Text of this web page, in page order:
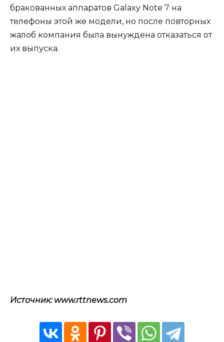
бракованных аппаратов Galaxy Note 7 на
телефоны этой же модели, но после повторных
жалоб компания была вынуждена отказаться от
их выпуска.
Источник: www.rttnews.com